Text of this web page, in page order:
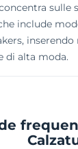
sulle
include
di alta moda.